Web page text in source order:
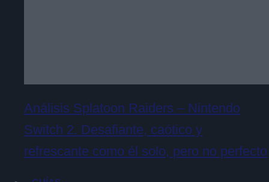
Análisis Splatoon Raiders – Nintendo
Switch 2. Desafiante, caótico y
refrescante como él solo, pero no perfecto